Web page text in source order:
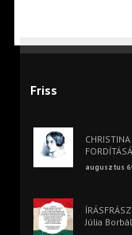
Friss
augusztus
Júlia